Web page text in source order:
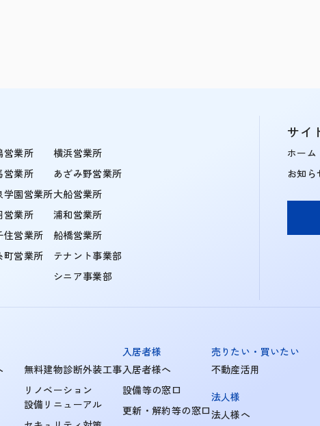
営業所
営業所
学園営業所
営業所
住営業所
町営業所
横浜営業所
あざみ野営業所
大船営業所
浦和営業所
船橋営業所
テナント事業部
シニア事業部
サイ
ホーム
お知ら
無料建物診断外装工事
リノベーション
設備リニューアル
入居者様
入居者様へ
設備等の窓口
更新・解約等の窓口
売りたい・買いたい
不動産活用
法人様
法人様へ